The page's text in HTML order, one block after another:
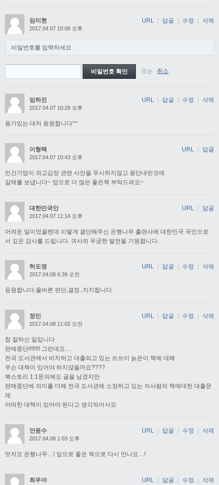
임미현
2017.04.07 10:08 오후
비밀번호를 입력하세요.
또는 취소
URL | 답글 | 수정 | 삭제
임하진
2017.04.07 10:28 오후
용기있는 대처 응원합니다^^
URL 답글 수정 삭제
이형택
2017.04.07 10:43 오후
민간기업이 외교감정 관련 사안을 무시하지않고 용단내린것에
갈채를 보냅니다~ 앞으로 더 많은 좋은책 부탁드려요~
URL | 답글
대한민국인
2017.04.07 11:14 오후
어려운 일이었을텐데 이렇게 결단해주신 은행나무 출판사에 대한민국 국민으로
서 깊은 감사를 드립니다. 귀사의 무궁한 발전을 기원합니다.
URL | 답글
허도영
2017.04.08 6:39 오전
응원합니다.올바른 판단,결정..지지합니다
URL 답글 수정 삭제
정민
2017.04.08 11:02 오전
참 잘하신 일입니다
판매중단!!!!!!!! 그런데요…
전국 도서관에서 비치하고 대출되고 있는 쓰쓰이 늙은이 책에 대해
무슨 대책이 있어야 하지않을까요????
북스토리 1:1문의에도 글을 남겼지만
판매중단에 의미를 더해 전국 도서관에 소장하고 있는 저사람의 책에대한 대출문
제
어떠한 대책이 있어야 된다고 생각되어서요
URL 답글 수정 삭제
안윤수
2017.04.08 1:03 오후
멋저요 은행나무…! 앞으로 좋은 책으로 다시 만나요…!
URL | 답글 | 수정 | 삭제
최우아 URL | 답글 | 수정 | 삭제